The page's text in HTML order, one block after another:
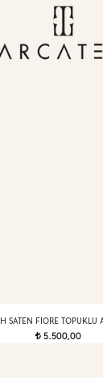
SATEN FIORE TOPUKLU
t5.500,00